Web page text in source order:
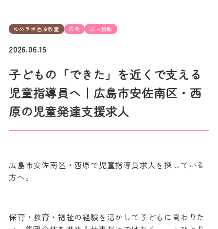
ゆめラボ西原教室 広島 求人情報
2026.06.15
子どもの「できた」を近くで支える
児童指導員へ｜広島市安佐南区・西
原の児童発達支援求人
広島市安佐南区・西原で児童指導員求人を探している
方へ。
保育・教育・福祉の経験を活かして子どもに関わりた